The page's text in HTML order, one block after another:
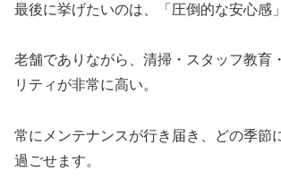
最後に挙げたいのは、「圧倒的な安心感
老舗でありながら、清掃・スタッフ教育
リティが非常に高い。
常にメンテナンスが行き届き、どの季節
過ごせます。